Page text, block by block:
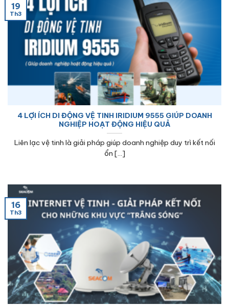
4 LỢI ÍCH DI ĐỘNG VỆ TINH IRIDIUM 9555 GIÚP DOANH
NGHIỆP HOẠT ĐỘNG HIỆU QUẢ
Liên lạc vệ tinh là giải pháp giúp doanh nghiệp duy trì kết nối
ổn [...]
19
Th3
16
Th3